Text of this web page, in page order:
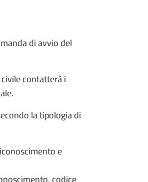
di avvio del
contatterà i
la tipologia di
e
codice